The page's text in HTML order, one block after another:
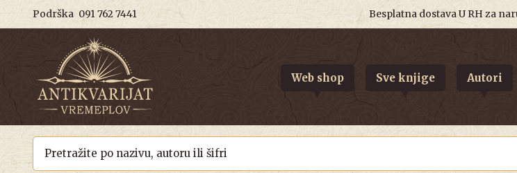
Podrška 091 762 7441 Besplatna dostava U RH za
Web shop Sve knjige Autori